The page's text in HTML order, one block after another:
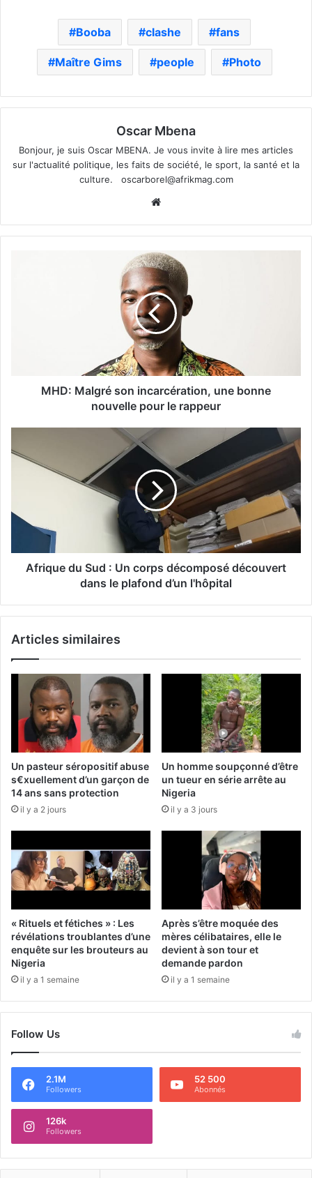
Booba clashe fans
Maître Gims people Photo
Oscar Mbena
Bonjour, je suis Oscar MBENA. Je vous invite à lire mes articles
sur l'actualité politique, les faits de société, le sport, la santé et la
culture. oscarborel@afrikmag.com
MHD: Malgré son incarcération, une bonne
nouvelle pour le rappeur
Afrique du Sud : Un corps décomposé découvert
dans le plafond d’un l'hôpital
Articles similaires
Un pasteur séropositif abuse
s€xuellement d’un garçon de
14 ans sans protection
il y a 2 jours
Un homme soupçonné d’être
un tueur en série arrête au
Nigeria
il y a 3 jours
« Rituels et fétiches » : Les
révélations troublantes d’une
enquête sur les brouteurs au
Nigeria
il y a 1 semaine
Après s’être moquée des
mères célibataires, elle le
devient à son tour et
demande pardon
il y a 1 semaine
Follow Us
2.1M
Followers
52 500
Abonnés
126k
Followers